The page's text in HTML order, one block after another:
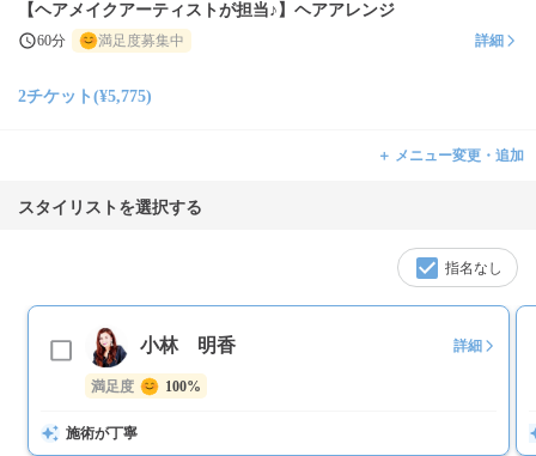
【ヘアメイクアーティストが担当♪】ヘアアレンジ
60分 満足度募集中 詳細
2チケット(¥5,775)
＋ メニュー変更・追加
スタイリストを選択する
指名なし
小林 明香 詳細
満足度 100%
施術が丁寧